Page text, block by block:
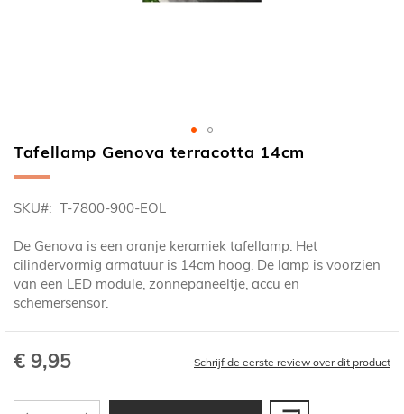
Ga
naar
begin
de
afbeeldingen-
gallerij
Tafellamp Genova terracotta 14cm
SKU T-7800-900-EOL
De Genova is een oranje keramiek tafellamp. Het
cilindervormig armatuur is 14cm hoog. De lamp is voorzien
van een LED module, zonnepaneeltje, accu en
schemersensor.
€ 9,95 Schrijf de eerste review over dit product